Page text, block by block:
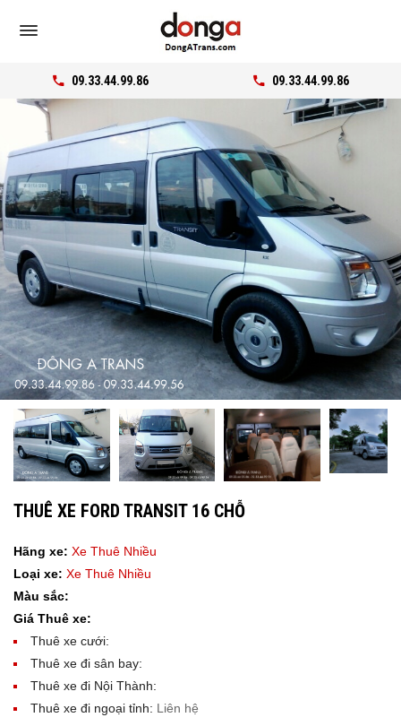
09.33.44.99.86 09.33.44.99.86
THUÊ XE FORD TRANSIT 16 CHỖ
Hãng xe: Xe Thuê Nhiều
Loại xe: Xe Thuê Nhiều
Màu sắc:
Giá Thuê xe:
Thuê xe cưới:
Thuê xe đi sân bay:
Thuê xe đi Nội Thành:
Thuê xe đi ngoại tỉnh: Liên hệ